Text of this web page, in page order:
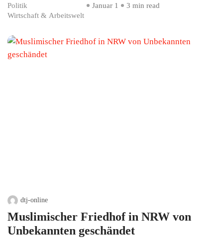
Politik
Wirtschaft & Arbeitswelt
Januar 1 3 min read
dtj-online
Muslimischer Friedhof in NRW von
Unbekannten geschändet